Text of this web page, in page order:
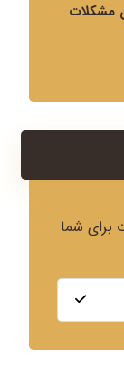
مشکلات
برای شما